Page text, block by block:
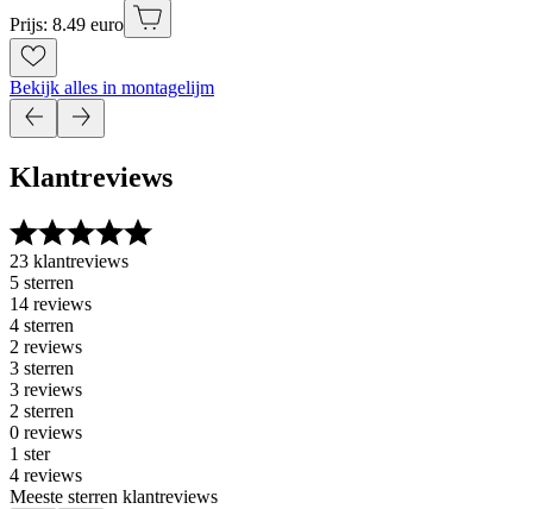
Prijs: 8.49 euro
Bekijk alles in montagelijm
Klantreviews
23 klantreviews
5 sterren
14 reviews
4 sterren
2 reviews
3 sterren
3 reviews
2 sterren
0 reviews
1 ster
4 reviews
Meeste sterren klantreviews